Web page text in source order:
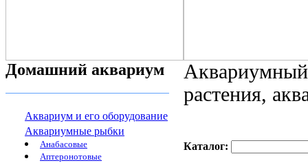
Домашний аквариум
Аквариум и его оборудование
Аквариумные рыбки
Анабасовые
Аптеронотовые
растения,
Каталог: